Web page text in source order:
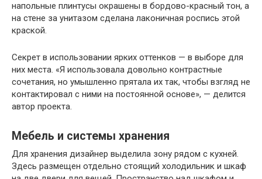
напольные плинтусы окрашены в бордово-красный тон, а
на стене за унитазом сделана лаконичная роспись этой
краской.
Секрет в использовании ярких оттенков — в выборе для
них места. «Я использовала довольно контрастные
сочетания, но умышленно прятала их так, чтобы взгляд не
контактировал с ними на постоянной основе», — делится
автор проекта.
Мебель и системы хранения
Для хранения дизайнер выделила зону рядом с кухней.
Здесь размещен отдельно стоящий холодильник и шкаф